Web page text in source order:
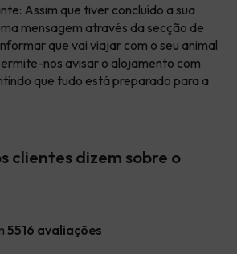
Assim que tiver concluído a sua
mensagem através da secção de
que vai viajar com o seu animal
nos avisar o alojamento com
que tudo está preparado para a
clientes dizem sobre o
5516 avaliações